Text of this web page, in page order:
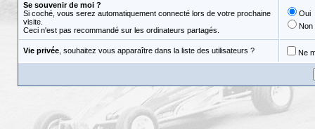
Se souvenir de moi ?
Si coché, vous serez automatiquement connecté lors de votre prochaine
visite.
Ceci n'est pas recommandé sur les ordinateurs partagés.
Oui
Non
Vie privée, souhaitez vous apparaître dans la liste des utilisateurs ? Ne